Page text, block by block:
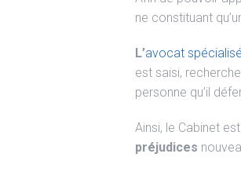
ne constituant
L’avocat
est saisi,
personne qu’il
Ainsi, le Cabinet
préjudices